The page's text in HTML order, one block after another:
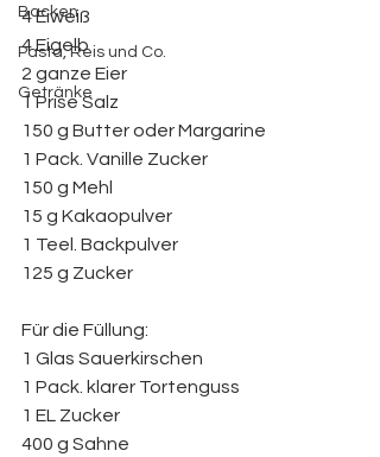
Backen
Pasta, Reis und Co.
Getränke
4 Eiweiß
4 Eigelb
2 ganze Eier
1 Prise Salz
150 g Butter oder Margarine
1 Pack. Vanille Zucker
150 g Mehl
15 g Kakaopulver
1 Teel. Backpulver
125 g Zucker
Für die Füllung:
1 Glas Sauerkirschen
1 Pack. klarer Tortenguss
1 EL Zucker
400 g Sahne